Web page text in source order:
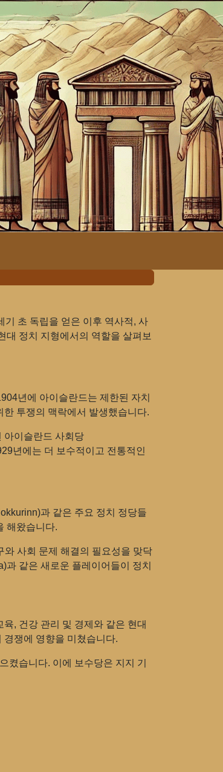
기 초 독립을 얻은 이후 역사적, 사
대 정치 지형에서의 역할을 살펴보
년에 아이슬란드는 제한된 자치
투쟁의 맥락에서 발생했습니다.
아이슬란드 사회당
년에는 더 보수적이고 전통적인
과 같은 주요 정치 정당들
해왔습니다.
사회 문제 해결의 필요성을 맞닥
같은 새로운 플레이어들이 정치
, 건강 관리 및 경제와 같은 현대
쟁에 영향을 미쳤습니다.
켰습니다. 이에 보수당은 지지 기